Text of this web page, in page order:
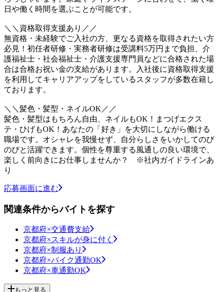
日や働く時間を選ぶことが可能です。
＼＼資格取得支援あり／／
無資格・未経験でご入社の方、更なる資格を取得されたい方
必見！初任者研修・実務者研修は受講料5万円まで負担、介
護福祉士・社会福祉士・介護支援専門員などに合格された場
合は合格お祝い金の支給があります。入社後に資格取得支援
を利用してキャリアアップをしているスタッフが多数在籍し
ております。
＼＼髪色・髪型・ネイルOK／／
髪色・髪型はもちろん自由、ネイルもOK！まつげエクス
テ・ひげもOK！あなたの「好き」を大切にしながら働ける
職場です。オシャレを我慢せず、自分らしさをいかしてのび
のびと活躍できます。個性を尊重する風通しの良い環境で、
楽しく前向きにお仕事しませんか？ ※社内ガイドラインあ
り
応募画面に進む
関連条件からバイトを探す
京都府×交通費支給
京都府×スキルが身に付く
京都府×制服あり
京都府×バイク通勤OK
京都府×車通勤OK
もっと見る